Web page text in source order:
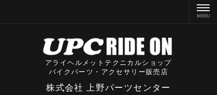
アライヘルメットテクニカルショップ
バイクパーツ・アクセサリー販売店
株式会社 上野パーツセンター